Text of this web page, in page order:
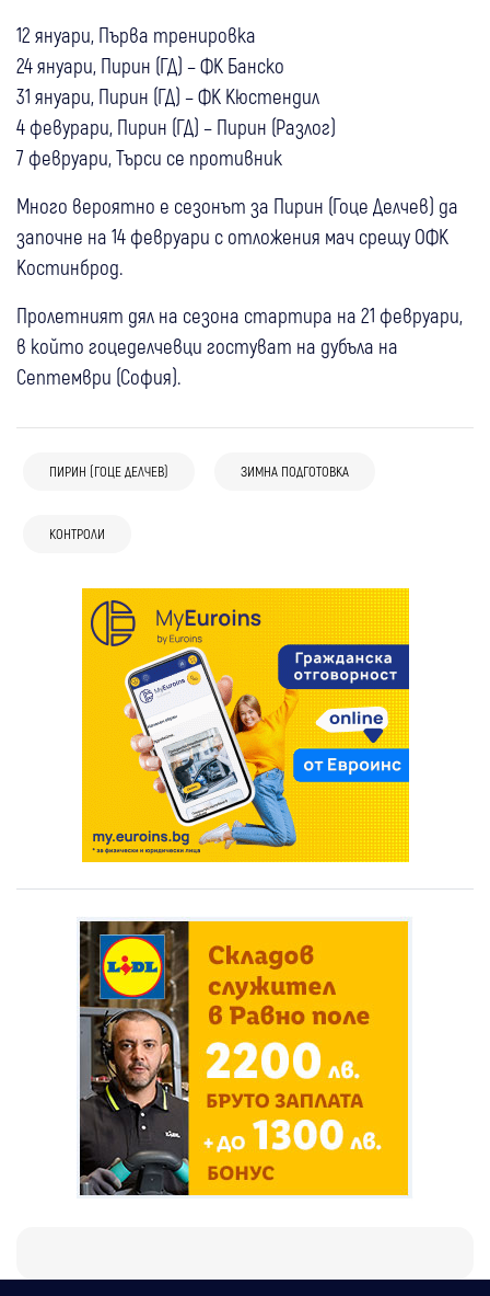
12 януари, Първа тренировка
24 януари, Пирин (ГД) – ФК Банско
31 януари, Пирин (ГД) – ФК Кюстендил
4 февурари, Пирин (ГД) – Пирин (Разлог)
7 февруари, Търси се противник
Много вероятно е сезонът за Пирин (Гоце Делчев) да
започне на 14 февруари с отложения мач срещу ОФК
Костинброд.
Пролетният дял на сезона стартира на 21 февруари,
в който гоцеделчевци гостуват на дубъла на
Септември (София).
ПИРИН (ГОЦЕ ДЕЛЧЕВ) ЗИМНА ПОДГОТОВКА
КОНТРОЛИ